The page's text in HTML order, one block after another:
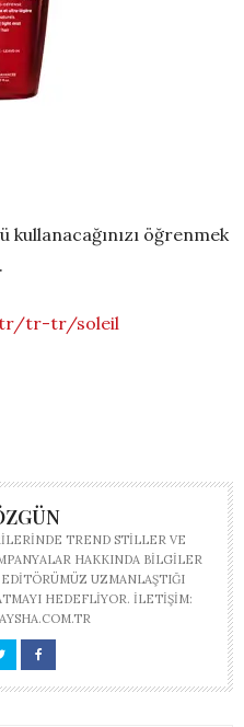
öğrenmek
tr-tr/soleil
TREND STILLER VE
HAKKINDA BILGILER
UZMANLAŞTIĞI
HEDEFLIYOR. İLETIŞIM: